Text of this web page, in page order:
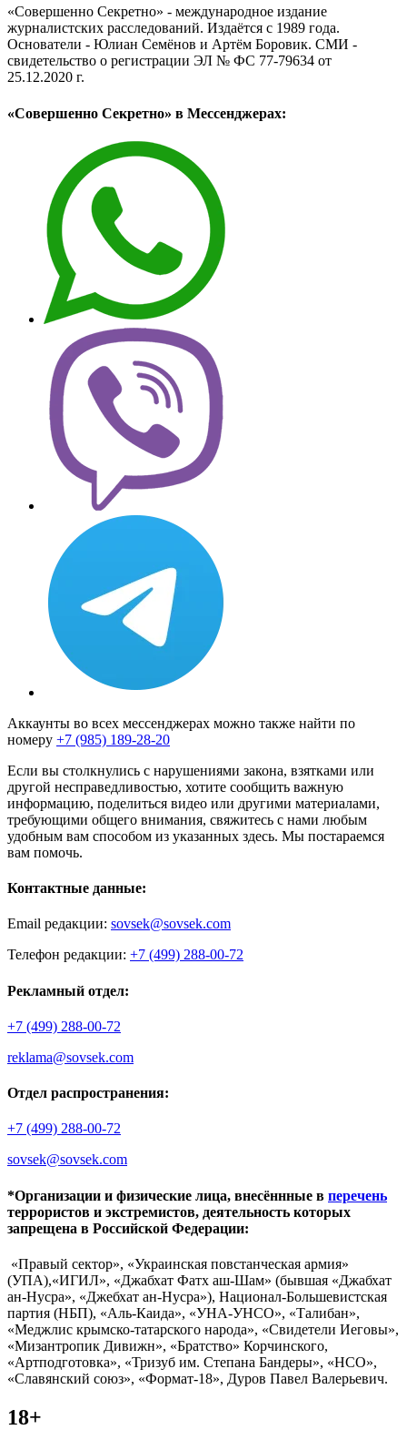
«Совершенно Секретно» - международное издание
журналистских расследований. Издаётся с 1989 года.
Основатели - Юлиан Семёнов и Артём Боровик. CМИ -
свидетельство о регистрации ЭЛ № ФС 77-79634 от
25.12.2020 г.
«Совершенно Секретно» в Мессенджерах:
Аккаунты во всех мессенджерах можно также найти по
номеру +7 (985) 189-28-20
Если вы столкнулись с нарушениями закона, взятками или
другой несправедливостью, хотите сообщить важную
информацию, поделиться видео или другими материалами,
требующими общего внимания, свяжитесь с нами любым
удобным вам способом из указанных здесь. Мы постараемся
вам помочь.
Контактные данные:
Email редакции: sovsek@sovsek.com
Телефон редакции: +7 (499) 288-00-72
Рекламный отдел:
+7 (499) 288-00-72
reklama@sovsek.com
Отдел распространения:
+7 (499) 288-00-72
sovsek@sovsek.com
*Организации и физические лица, внесённные в перечень
террористов и экстремистов, деятельность которых
запрещена в Российской Федерации:
«Правый сектор», «Украинская повстанческая армия»
(УПА),«ИГИЛ», «Джабхат Фатх аш-Шам» (бывшая «Джабхат
ан-Нусра», «Джебхат ан-Нусра»), Национал-Большевистская
партия (НБП), «Аль-Каида», «УНА-УНСО», «Талибан»,
«Меджлис крымско-татарского народа», «Свидетели Иеговы»,
«Мизантропик Дивижн», «Братство» Корчинского,
«Артподготовка», «Тризуб им. Степана Бандеры», «НСО»,
«Славянский союз», «Формат-18», Дуров Павел Валерьевич.
18+